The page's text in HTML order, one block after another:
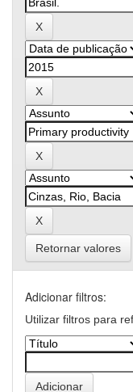
Retornar valores
Adicionar filtros:
Utilizar filtros para